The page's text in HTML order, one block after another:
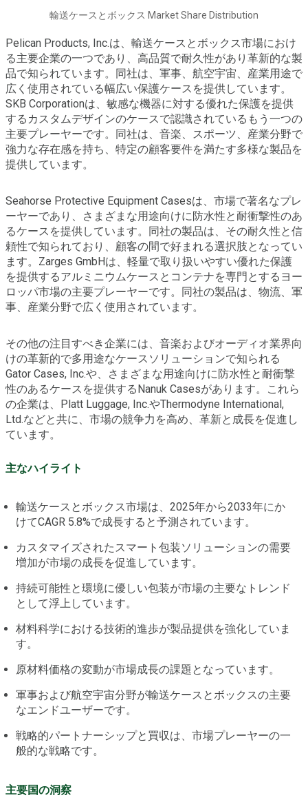
輸送ケースとボックス Market Share Distribution
Pelican Products, Inc.は、輸送ケースとボックス市場におけ
る主要企業の一つであり、高品質で耐久性があり革新的な製
品で知られています。同社は、軍事、航空宇宙、産業用途で
広く使用されている幅広い保護ケースを提供しています。
SKB Corporationは、敏感な機器に対する優れた保護を提供
するカスタムデザインのケースで認識されているもう一つの
主要プレーヤーです。同社は、音楽、スポーツ、産業分野で
強力な存在感を持ち、特定の顧客要件を満たす多様な製品を
提供しています。
Seahorse Protective Equipment Casesは、市場で著名なプレ
ーヤーであり、さまざまな用途向けに防水性と耐衝撃性のあ
るケースを提供しています。同社の製品は、その耐久性と信
頼性で知られており、顧客の間で好まれる選択肢となってい
ます。Zarges GmbHは、軽量で取り扱いやすい優れた保護
を提供するアルミニウムケースとコンテナを専門とするヨー
ロッパ市場の主要プレーヤーです。同社の製品は、物流、軍
事、産業分野で広く使用されています。
その他の注目すべき企業には、音楽およびオーディオ業界向
けの革新的で多用途なケースソリューションで知られる
Gator Cases, Inc.や、さまざまな用途向けに防水性と耐衝撃
性のあるケースを提供するNanuk Casesがあります。これら
の企業は、Platt Luggage, Inc.やThermodyne International,
Ltd.などと共に、市場の競争力を高め、革新と成長を促進し
ています。
主なハイライト
輸送ケースとボックス市場は、2025年から2033年にか
けてCAGR 5.8%で成長すると予測されています。
カスタマイズされたスマート包装ソリューションの需要
増加が市場の成長を促進しています。
持続可能性と環境に優しい包装が市場の主要なトレンド
として浮上しています。
材料科学における技術的進歩が製品提供を強化していま
す。
原材料価格の変動が市場成長の課題となっています。
軍事および航空宇宙分野が輸送ケースとボックスの主要
なエンドユーザーです。
戦略的パートナーシップと買収は、市場プレーヤーの一
般的な戦略です。
主要国の洞察